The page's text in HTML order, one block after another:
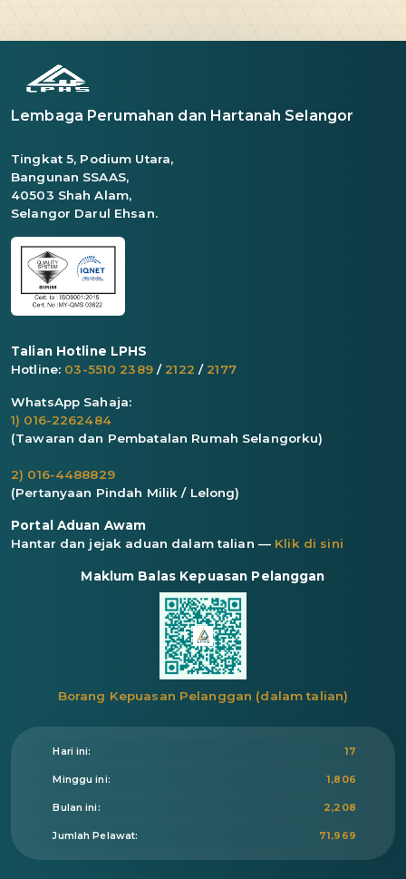
Lembaga Perumahan dan Hartanah Selangor
Tingkat 5, Podium Utara,
Bangunan SSAAS,
40503 Shah Alam,
Selangor Darul Ehsan.
Talian Hotline LPHS
Hotline: 03-5510 2389/ 2122 / 2177
WhatsApp Sahaja:
1) 016-2262484
(Tawaran dan Pembatalan Rumah Selangorku)
2) 016-4488829
(Pertanyaan Pindah Milik / Lelong)
Portal Aduan Awam
Hantar dan jejak aduan dalam talian — Klik di sini
Maklum Balas Kepuasan Pelanggan
Borang Kepuasan Pelanggan (dalam talian)
Hari ini: 17
Minggu ini: 1,806
Bulan ini: 2,208
Jumlah Pelawat: 71,969